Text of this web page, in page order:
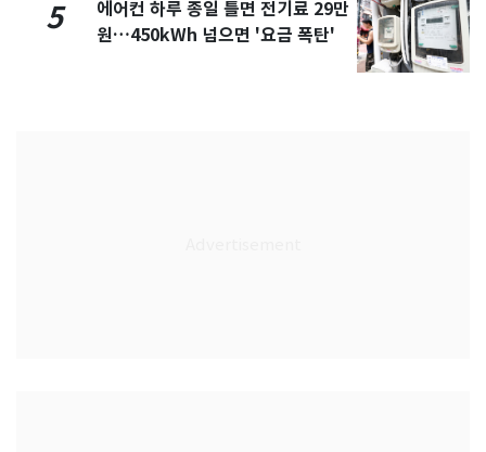
5
에어컨 하루 종일 틀면 전기료 29만
원…450kWh 넘으면 '요금 폭탄'